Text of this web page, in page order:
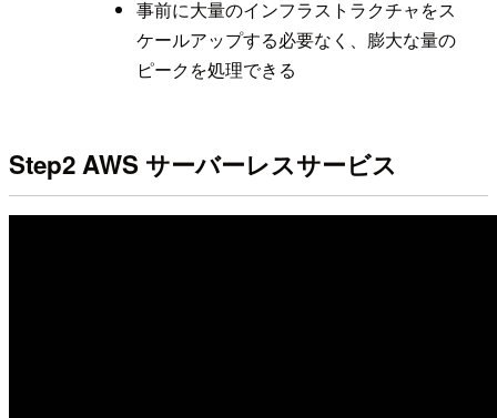
事前に大量のインフラストラクチャをス
ケールアップする必要なく、膨大な量の
ピークを処理できる
Step2 AWS サーバーレスサービス